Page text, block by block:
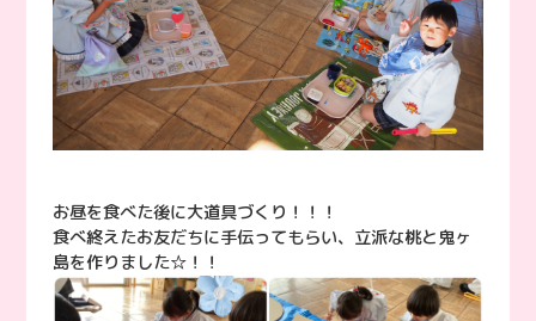
お昼を食べた後に大道具づくり！！！
食べ終えたお友だちに手伝ってもらい、立派な桃と鬼ヶ
島を作りました☆！！